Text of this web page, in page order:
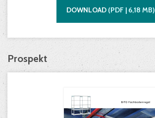
DOWNLOAD (PDF | 6,18 MB)
Prospekt